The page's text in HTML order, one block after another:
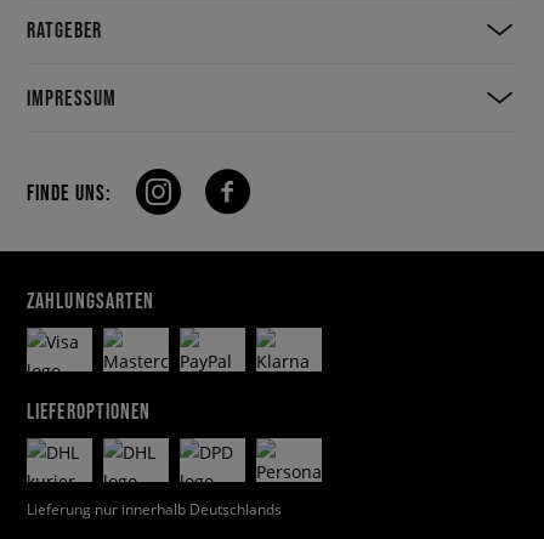
RATGEBER
IMPRESSUM
FINDE UNS:
ZAHLUNGSARTEN
LIEFEROPTIONEN
Lieferung nur innerhalb Deutschlands